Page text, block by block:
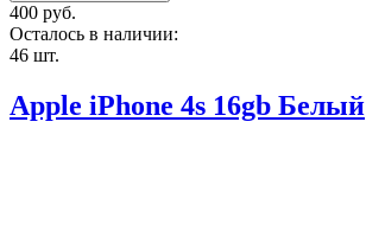
400 руб.
Осталось в наличии:
46 шт.
Apple iPhone 4s 16gb Белый